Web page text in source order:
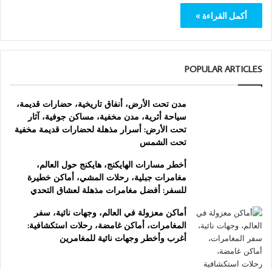
أكمل القراءة »
POPULAR ARTICLES
مدن تحت الأرض، أنفاق تاريخية، حضارات قديمة،
سياحة أثرية، مدن مخفية، مساكن جوفية، آثار
تحت الأرض: أسرار مذهلة لحضارات قديمة مخفية
تحت الشمس
أخطر مسارات الهايكنج، هايكنج حول العالم،
مغامرات جبلية، رحلات المشي، أماكن خطيرة
للسفر: أفضل مغامرات مذهلة لعشاق التحدي
أماكن معزولة في العالم، وجهات نائية، سفر
المغامرات، أماكن غامضة، رحلات استكشافية:
أغرب وأخطر وجهات نائية للمغامرين